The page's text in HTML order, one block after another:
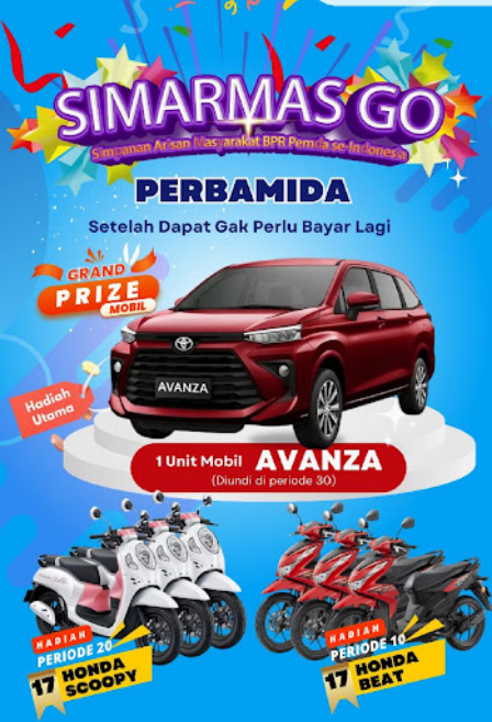
pembangunan desa kehilangan makna lokalnya. Hal yang
semestinya menjadi ruang aspirasi warga, justru berubah
menjadi daftar belanja titipan program. Sejatinya Undang-
Undang Nomor 6 Tahun 2014 tentang Desa menegaskan
bahwa desa memiliki hak asal usul dan kewenangan lokal
berskala desa. Begitu pula Permendagri Nomor 20 Tahun
2018 memberi ruang bagi pemerintah desa untuk mengelola
keuangan berdasarkan musyawarah, kebutuhan real, dan
potensi masyarakat. Namun fakta di lapanga...